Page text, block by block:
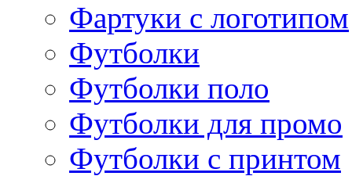
Фартуки с логотипом
Футболки
Футболки поло
Футболки для промо
Футболки с принтом